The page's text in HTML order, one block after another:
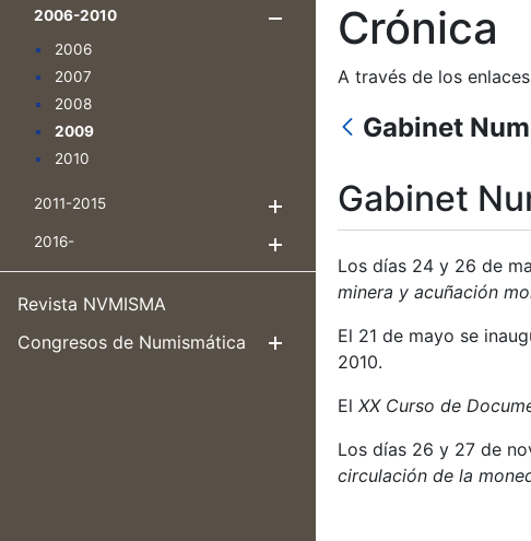
2006-2010
Show/Hide
2006
2007
2008
2009
2010
2011-2015
Show/Hide
2016-
Revista NVMISMA
Congresos de Numismática
Show/Hide
Crónica
A través de los
Gabinet
Gabinet
Los días 24 y 26 de
minera y acuñación
El 21 de mayo se
2010.
El XX Curso de
Los días 26 y 27 de
circulación de la